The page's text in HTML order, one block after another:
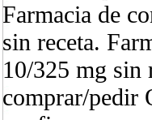
Farmacia de
sin receta.
10/325 mg sin
comprar/pedir